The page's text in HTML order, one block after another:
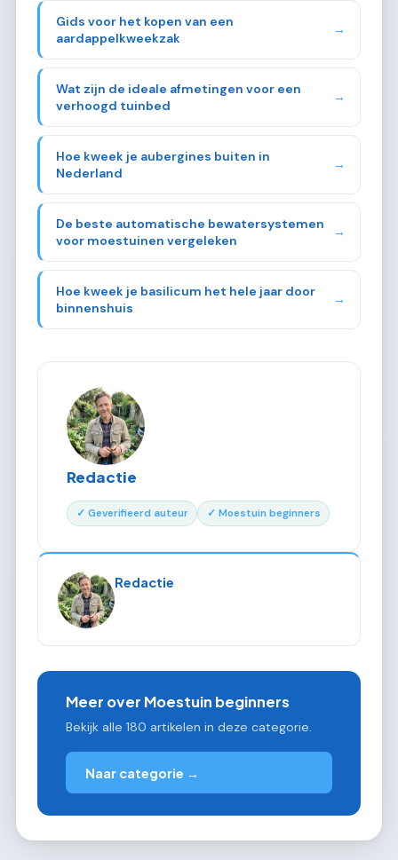
Gids voor het kopen van een
aardappelkweekzak
→
Wat zijn de ideale afmetingen voor een
verhoogd tuinbed
→
Hoe kweek je aubergines buiten in
Nederland
→
De beste automatische bewatersystemen
voor moestuinen vergeleken
→
Hoe kweek je basilicum het hele jaar door
binnenshuis
→
Redactie
✓ Geverifieerd auteur ✓ Moestuin beginners
Redactie
Meer over Moestuin beginners
Bekijk alle 180 artikelen in deze categorie.
Naar categorie →